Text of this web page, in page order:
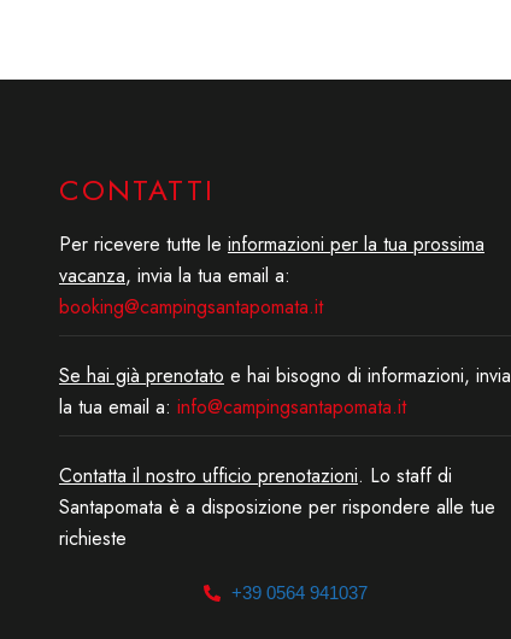
CONTATTI
Per ricevere tutte le informazioni per la tua prossima
vacanza, invia la tua email a:
booking@campingsantapomata.it
Se hai già prenotato e hai bisogno di informazioni, invia
la tua email a: info@campingsantapomata.it
Contatta il nostro ufficio prenotazioni. Lo staff di
Santapomata è a disposizione per rispondere alle tue
richieste
+39 0564 941037